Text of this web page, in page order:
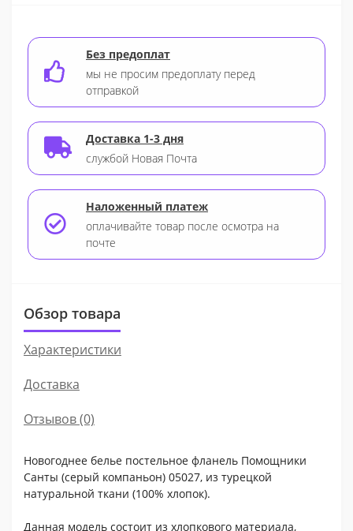
Без предоплат
мы не просим предоплату перед
отправкой
Доставка 1-3 дня
службой Новая Почта
Наложенный платеж
оплачивайте товар после осмотра на
почте
Обзор товара
Характеристики
Доставка
Отзывов (0)
Новогоднее белье постельное фланель Помощники
Санты (серый компаньон) 05027, из турецкой
натуральной ткани (100% хлопок).
Данная модель состоит из хлопкового материала,